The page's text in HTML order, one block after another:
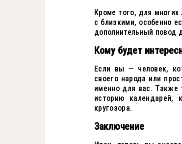
Кроме того, для
с близкими, особенно
дополнительный повод
Кому будет
Если вы — человек,
своего народа или
именно для вас. Также
историю календарей,
кругозора.
Заключение